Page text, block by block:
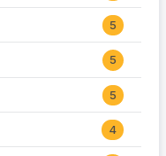
5
5
5
4